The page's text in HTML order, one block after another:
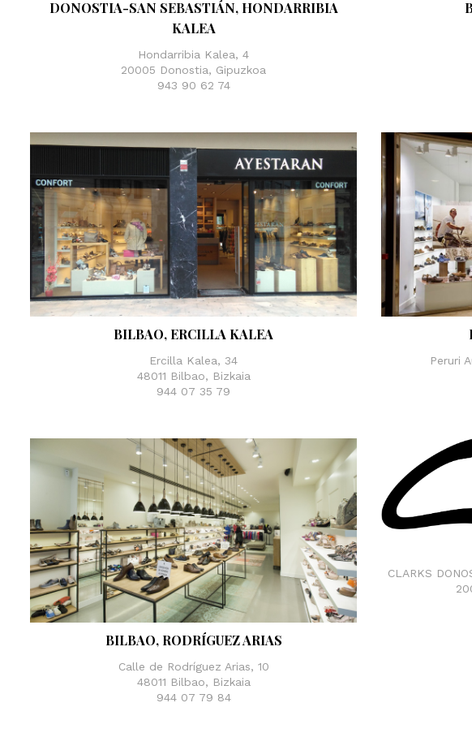
DONOSTIA-SAN SEBASTIÁN, HONDARRIBIA
KALEA
Hondarribia Kalea, 4
20005 Donostia, Gipuzkoa
943 90 62 74
BILBAO, ERCILLA KALEA
Ercilla Kalea, 34
48011 Bilbao, Bizkaia
944 07 35 79
Peruri
BILBAO, RODRÍGUEZ ARIAS
Calle de Rodríguez Arias, 10
48011 Bilbao, Bizkaia
944 07 79 84
CLARKS